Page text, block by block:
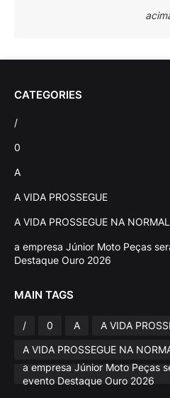
CATEGORIES
/
0
A
A VIDA PROSSEGUE
A VIDA PROSSEGUE NA NORMAL
a empresa Júnior Moto Peças
Destaque Ouro 2026
MAIN TAGS
/ 0 A
A VIDA
A VIDA PROSSEGUE NA
a empresa Júnior Moto Peças
evento Destaque Ouro 2026